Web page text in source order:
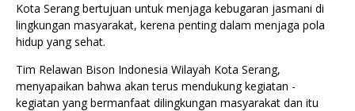
Kota Serang bertujuan untuk menjaga kebugaran jasmani di
lingkungan masyarakat, kerena penting dalam menjaga pola
hidup yang sehat.
Tim Relawan Bison Indonesia Wilayah Kota Serang,
menyapaikan bahwa akan terus mendukung kegiatan -
kegiatan yang bermanfaat dilingkungan masyarakat dan itu